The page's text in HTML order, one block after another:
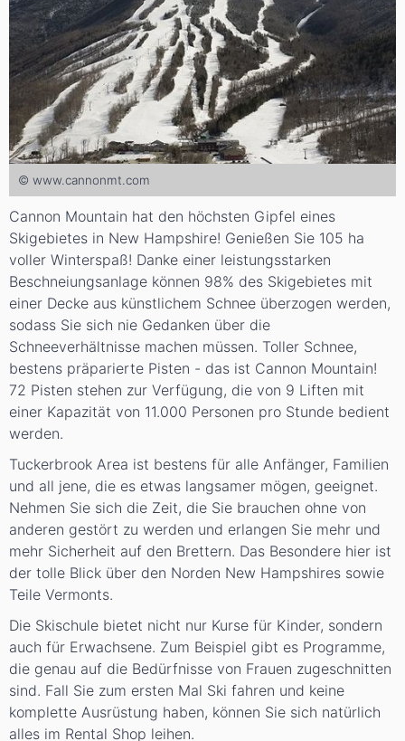
© www.cannonmt.com
Cannon Mountain hat den höchsten Gipfel eines
Skigebietes in New Hampshire! Genießen Sie 105 ha
voller Winterspaß! Danke einer leistungsstarken
Beschneiungsanlage können 98% des Skigebietes mit
einer Decke aus künstlichem Schnee überzogen werden,
sodass Sie sich nie Gedanken über die
Schneeverhältnisse machen müssen. Toller Schnee,
bestens präparierte Pisten - das ist Cannon Mountain!
72 Pisten stehen zur Verfügung, die von 9 Liften mit
einer Kapazität von 11.000 Personen pro Stunde bedient
werden.
Tuckerbrook Area ist bestens für alle Anfänger, Familien
und all jene, die es etwas langsamer mögen, geeignet.
Nehmen Sie sich die Zeit, die Sie brauchen ohne von
anderen gestört zu werden und erlangen Sie mehr und
mehr Sicherheit auf den Brettern. Das Besondere hier ist
der tolle Blick über den Norden New Hampshires sowie
Teile Vermonts.
Die Skischule bietet nicht nur Kurse für Kinder, sondern
auch für Erwachsene. Zum Beispiel gibt es Programme,
die genau auf die Bedürfnisse von Frauen zugeschnitten
sind. Fall Sie zum ersten Mal Ski fahren und keine
komplette Ausrüstung haben, können Sie sich natürlich
alles im Rental Shop leihen.